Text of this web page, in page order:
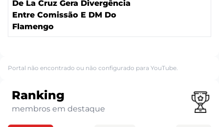
De La Cruz Gera Divergência
Entre Comissão E DM Do
Flamengo
Portal não encontrado ou não configurado para YouTube.
Ranking
membros em destaque